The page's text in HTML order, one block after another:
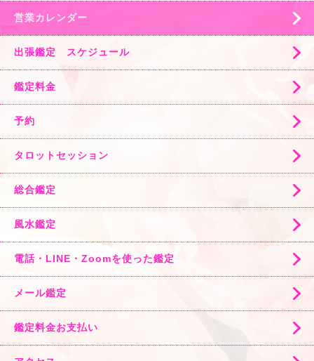
営業カレンダー
出張鑑定 スケジュール
鑑定料金
予約
タロットセッション
総合鑑定
風水鑑定
電話・LINE・Zoomを使った鑑定
メール鑑定
鑑定料金お支払い